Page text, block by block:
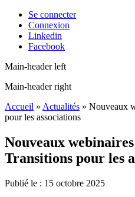
Se connecter
Connexion
Linkedin
Facebook
Main-header left
Main-header right
Accueil » Actualités » Nouveaux
pour les associations
Nouveaux
Transitions pour les
Publié le : 15 octobre 2025